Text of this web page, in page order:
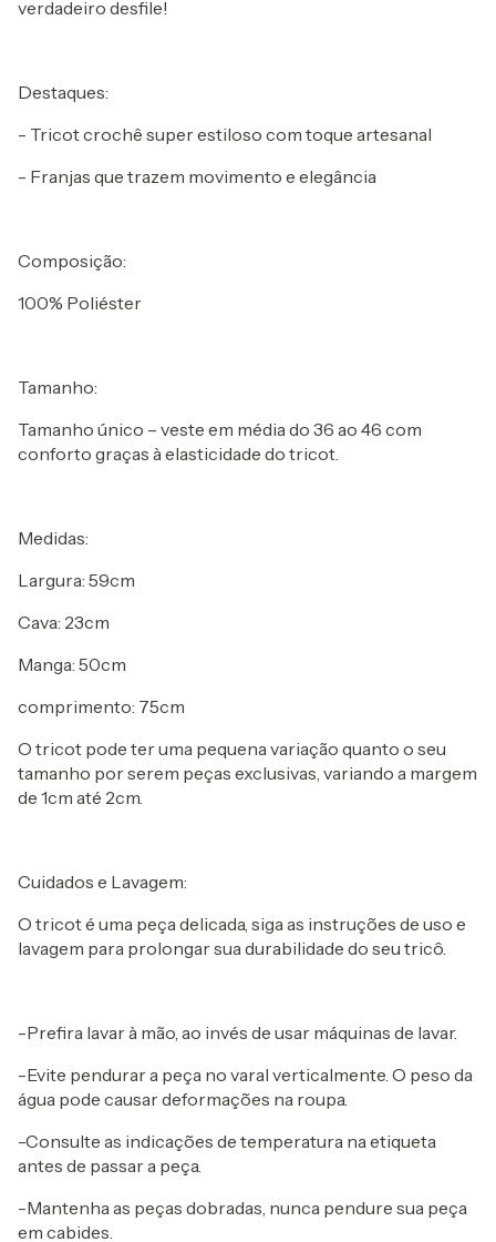
verdadeiro desfile!
Destaques:
- Tricot crochê super estiloso com toque artesanal
- Franjas que trazem movimento e elegância
Composição:
100% Poliéster
Tamanho:
Tamanho único – veste em média do 36 ao 46 com
conforto graças à elasticidade do tricot.
Medidas:
Largura: 59cm
Cava: 23cm
Manga: 50cm
comprimento: 75cm
O tricot pode ter uma pequena variação quanto o seu
tamanho por serem peças exclusivas, variando a margem
de 1cm até 2cm.
Cuidados e Lavagem:
O tricot é uma peça delicada, siga as instruções de uso e
lavagem para prolongar sua durabilidade do seu tricô.
-Prefira lavar à mão, ao invés de usar máquinas de lavar.
-Evite pendurar a peça no varal verticalmente. O peso da
água pode causar deformações na roupa.
-Consulte as indicações de temperatura na etiqueta
antes de passar a peça.
-Mantenha as peças dobradas, nunca pendure sua peça
em cabides.